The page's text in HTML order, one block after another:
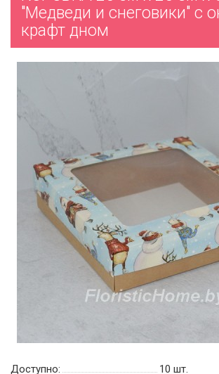
"Медведи и снеговики" с
крафт дном
Доступно: 10 шт.